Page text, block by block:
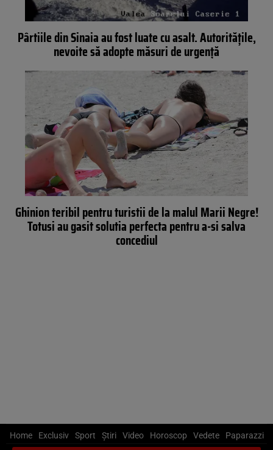
Pârtiile din Sinaia au fost luate cu asalt. Autoritățile,
nevoite să adopte măsuri de urgență
Ghinion teribil pentru turistii de la malul Marii Negre!
Totusi au gasit solutia perfecta pentru a-si salva
concediul
Home Exclusiv Sport Știri Video Horoscop Vedete Paparazzi